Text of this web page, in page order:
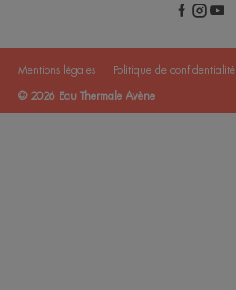
Mentions légales Politique de confidentialité
© 2026 Eau Thermale Avène